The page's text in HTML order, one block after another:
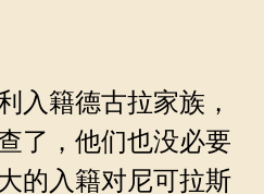
入籍德古拉家族，
了，他们也没必要
的入籍对尼可拉斯